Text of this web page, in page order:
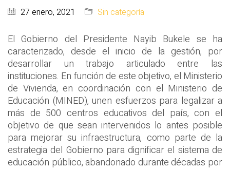
27 enero, 2021 Sin categoría
El Gobierno del Presidente Nayib Bukele se ha
caracterizado, desde el inicio de la gestión, por
desarrollar un trabajo articulado entre las
instituciones. En función de este objetivo, el Ministerio
de Vivienda, en coordinación con el Ministerio de
Educación (MINED), unen esfuerzos para legalizar a
más de 500 centros educativos del país, con el
objetivo de que sean intervenidos lo antes posible
para mejorar su infraestructura, como parte de la
estrategia del Gobierno para dignificar el sistema de
educación público, abandonado durante décadas por